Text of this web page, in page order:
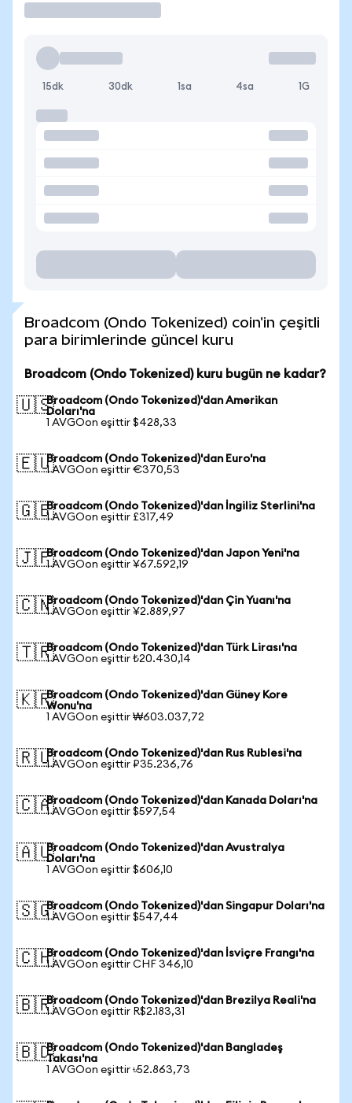
15dk 30dk 1sa 4sa 1G
Broadcom (Ondo Tokenized) coin'in çeşitli
para birimlerinde güncel kuru
Broadcom (Ondo Tokenized) kuru bugün ne kadar?
🇺🇸Broadcom (Ondo Tokenized)'dan Amerikan
Doları'na
1 AVGOon eşittir $428,33
🇪🇺Broadcom (Ondo Tokenized)'dan Euro'na
1 AVGOon eşittir €370,53
🇬🇧Broadcom (Ondo Tokenized)'dan İngiliz Sterlini'na
1 AVGOon eşittir £317,49
🇯🇵Broadcom (Ondo Tokenized)'dan Japon Yeni'na
1 AVGOon eşittir ¥67.592,19
🇨🇳Broadcom (Ondo Tokenized)'dan Çin Yuanı'na
1 AVGOon eşittir ¥2.889,97
🇹🇷Broadcom (Ondo Tokenized)'dan Türk Lirası'na
1 AVGOon eşittir ₺20.430,14
🇰🇷Broadcom (Ondo Tokenized)'dan Güney Kore
Wonu'na
1 AVGOon eşittir ₩603.037,72
🇷🇺Broadcom (Ondo Tokenized)'dan Rus Rublesi'na
1 AVGOon eşittir ₽35.236,76
🇨🇦Broadcom (Ondo Tokenized)'dan Kanada Doları'na
1 AVGOon eşittir $597,54
🇦🇺Broadcom (Ondo Tokenized)'dan Avustralya
Doları'na
1 AVGOon eşittir $606,10
🇸🇬Broadcom (Ondo Tokenized)'dan Singapur Doları'na
1 AVGOon eşittir $547,44
🇨🇭Broadcom (Ondo Tokenized)'dan İsviçre Frangı'na
1 AVGOon eşittir CHF 346,10
🇧🇷Broadcom (Ondo Tokenized)'dan Brezilya Reali'na
1 AVGOon eşittir R$2.183,31
🇧🇩Broadcom (Ondo Tokenized)'dan Bangladeş
Takası'na
1 AVGOon eşittir ৳52.863,73